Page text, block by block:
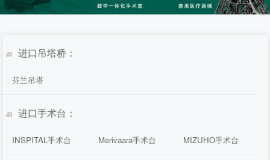
进口吊塔桥：
芬兰吊塔
进口手术台：
INSPITAL手术台 Merivaara手术台 MIZUHO手术台